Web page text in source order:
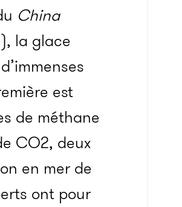
China
la glace
est
de méthane
CO2, deux
en mer de
ont pour